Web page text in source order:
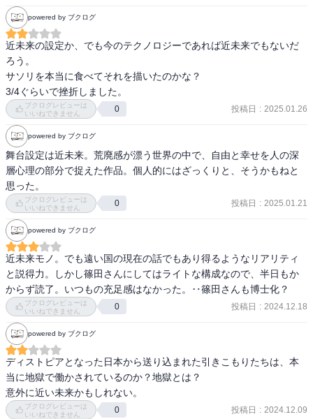
powered by ブクログ
近未来の設定か、でも今のテクノロジーであれば近未来でもないだ
ろう。
サソリを本当に食べてそれを描いたのかな？
3/4ぐらいで挫折しました。
ブクログレビューは
いいねできません
0 投稿日 : 2025.01.26
powered by ブクログ
舞台設定は近未来。荒廃感が漂う世界の中で、自由と幸せを人の深
層心理の部分で捉えた作品。個人的にはざっくりと、そうかもねと
思った。
ブクログレビューは
いいねできません
0 投稿日 : 2025.01.21
powered by ブクログ
近未来モノ。でも遠い国の現在の話でもあり得るようなリアリティ
と説得力。しかし篠田さんにしてはライトな構成なので、半日もか
からず読了。いつもの充足感はなかった。‥篠田さんも博士化？
ブクログレビューは
いいねできません
0 投稿日 : 2024.12.18
powered by ブクログ
ディストピアとなった日本から送り込まれた引きこもりたちは、本
当に地獄で働かされているのか？地獄とは？
意外に近い未来かもしれない。
ブクログレビューは
いいねできません
0 投稿日 : 2024.12.09